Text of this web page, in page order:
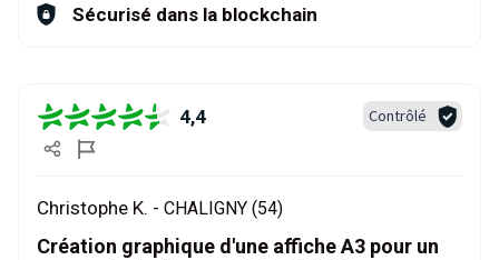
Sécurisé dans la blockchain
4,4 Contrôlé
Christophe K. - CHALIGNY (54)
Création graphique d'une affiche A3 pour un